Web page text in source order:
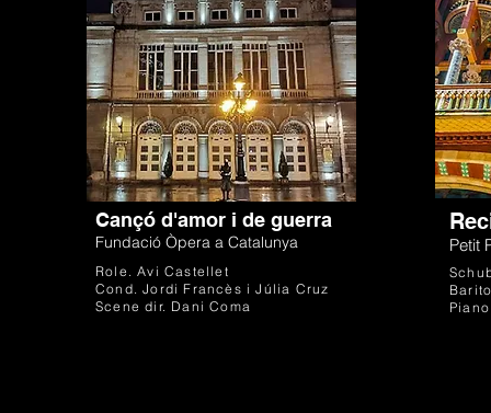
Cançó d'amor i de guerra
Fundació Òpera a Catalunya
Role. Avi Castellet
Cond. Jordi Francès i Júlia Cruz
Scene dir. Dani Coma
Petit